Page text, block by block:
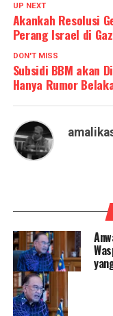
UP NEXT
Akankah Resolusi
Perang Israel di
DON'T MISS
Subsidi BBM akan
Hanya Rumor